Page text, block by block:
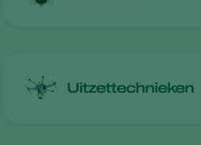
Uitzettechnieken